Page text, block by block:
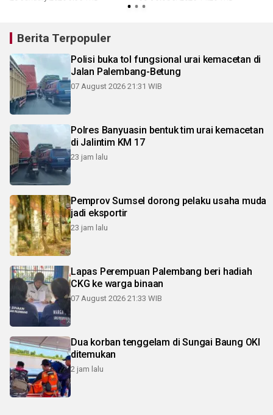
Berita Terpopuler
Polisi buka tol fungsional urai kemacetan di
Jalan Palembang-Betung
07 August 2026 21:31 WIB
Polres Banyuasin bentuk tim urai kemacetan
di Jalintim KM 17
23 jam lalu
Pemprov Sumsel dorong pelaku usaha muda
jadi eksportir
23 jam lalu
Lapas Perempuan Palembang beri hadiah
CKG ke warga binaan
07 August 2026 21:33 WIB
Dua korban tenggelam di Sungai Baung OKI
ditemukan
2 jam lalu